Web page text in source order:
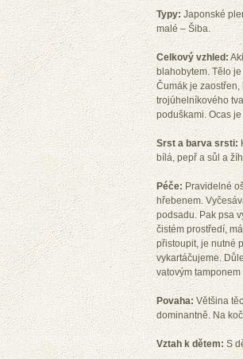
Typy: Japonské
malé – Šiba.
Celkový vzhled:
blahobytem. Tělo
Čumák je zaostřen,
trojúhelníkového
poduškami. Ocas
Srst a barva srsti:
bílá, pepř a sůl a
Péče: Pravidelné
hřebenem.
podsadu. Pak psa
čistém prostředí,
přistoupit, je nutné
vykartáčujeme.
vatovým
Povaha: Většina
dominantně. Na
Vztah k dětem:S